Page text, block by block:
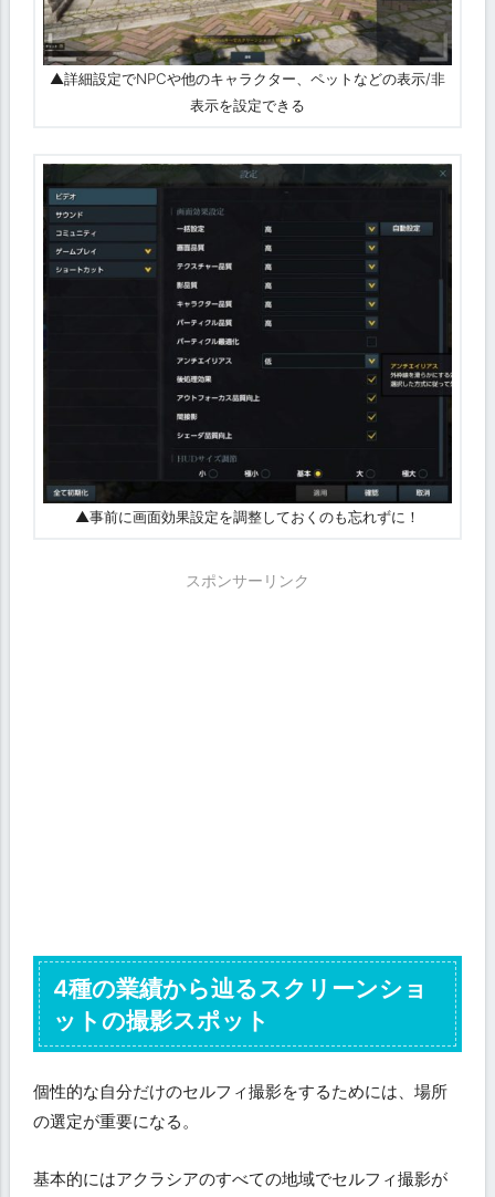
▲詳細設定でNPCや他のキャラクター、ペットなどの表示/非
表示を設定できる
▲事前に画面効果設定を調整しておくのも忘れずに！
スポンサーリンク
4種の業績から辿るスクリーンショ
ットの撮影スポット
個性的な自分だけのセルフィ撮影をするためには、場所
の選定が重要になる。
基本的にはアクラシアのすべての地域でセルフィ撮影が